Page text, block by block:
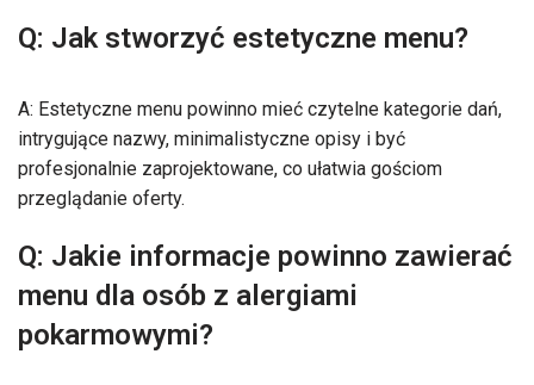
Q: Jak stworzyć estetyczne menu?
A: Estetyczne menu powinno mieć czytelne kategorie dań,
intrygujące nazwy, minimalistyczne opisy i być
profesjonalnie zaprojektowane, co ułatwia gościom
przeglądanie oferty.
Q: Jakie informacje powinno zawierać
menu dla osób z alergiami
pokarmowymi?